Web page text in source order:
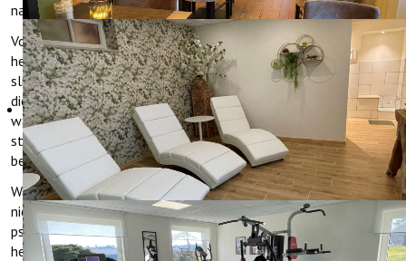
natuurgebieden van de Eifel.
Voor bezoekers is dit een van die plekken waar je het gevoel
hebt dat je midden in een natuurfilm loopt. Wandelpaden
slingeren door het dal langs beekjes, bosranden en open weiden
die volledig met narcissen bedekt zijn. Vooral op zonnige dagen,
wanneer het licht over de bloemen valt en het hele dal lijkt te
stralen, begrijpen bezoekers meteen waarom dit gebied zo
bekend is.
Wat deze plek extra bijzonder maakt, is dat deze narcissen hier
niet zijn aangeplant. Het gaat om de wilde soort Narcissus
pseudonarcissus die hier al eeuwen groeit. De bloemen horen bij
het traditionele landschap van de Eifel. Omdat boeren de